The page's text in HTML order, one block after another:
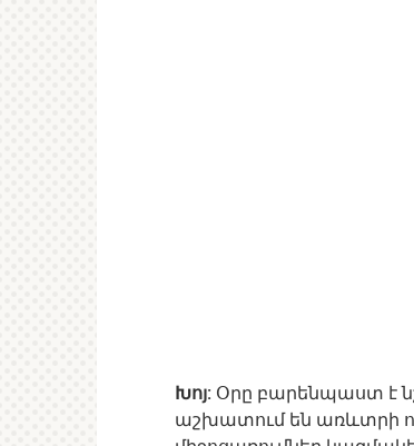
Խոյ: Օրը բարենպաստ է
աշխատում են առևտրի